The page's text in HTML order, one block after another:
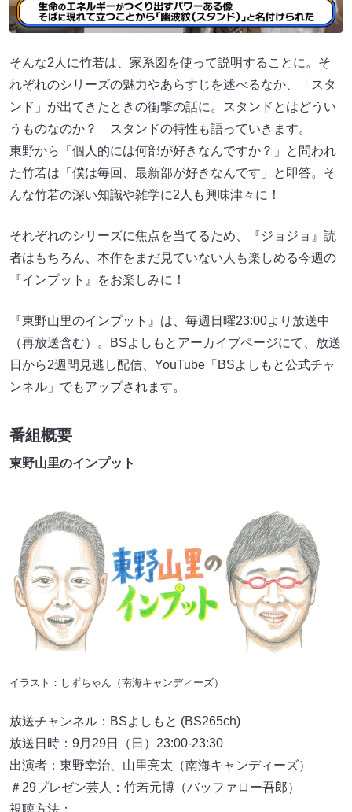
そんな2人に竹若は、家系図を使って説明することに。そ
れぞれのシリーズの魅力やあらすじを述べるなか、「スタ
ンド」が出てきたときの衝撃の話に。スタンドとはどうい
うものなのか？ スタンドの特性も語っていきます。
東野から「個人的には何部が好きなんですか？」と問われ
た竹若は「僕は毎回、最新部が好きなんです」と即答。そ
んな竹若の深い知識や雑学に2人も興味津々に！
それぞれのシリーズに焦点を当てるため、『ジョジョ』読
者はもちろん、本作をまだ見ていない人も楽しめる今週の
『インプット』をお楽しみに！
『東野山里のインプット』は、毎週日曜23:00より放送中
（再放送含む）。BSよしもとアーカイブページにて、放送
日から2週間見逃し配信、YouTube「BSよしもと公式チャ
ンネル」でもアップされます。
番組概要
東野山里のインプット
イラスト：しずちゃん（南海キャンディーズ）
放送チャンネル：BSよしもと (BS265ch)
放送日時：9月29日（日）23:00-23:30
出演者：東野幸治、山里亮太（南海キャンディーズ）
＃29プレゼン芸人：竹若元博（バッファロー吾郎）
視聴方法：